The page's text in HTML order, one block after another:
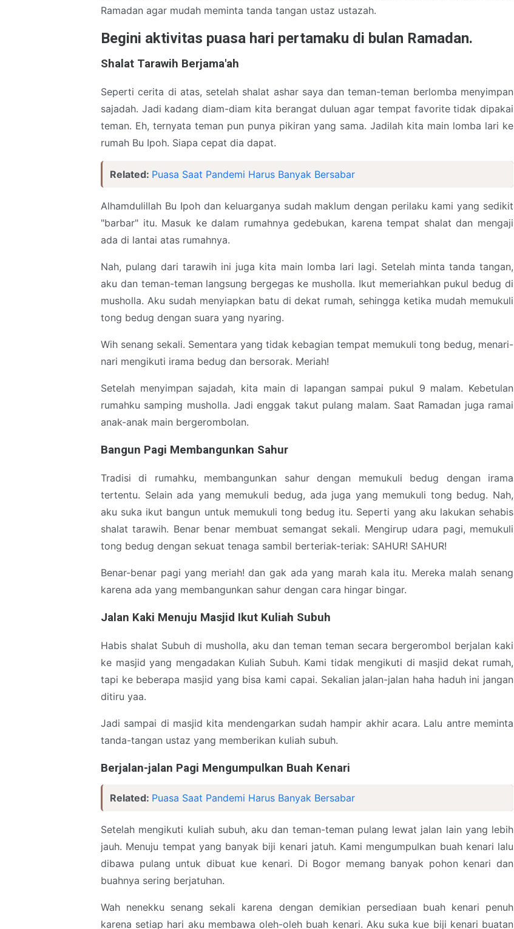
Ramadan agar mudah meminta tanda tangan ustaz ustazah.
Begini aktivitas puasa hari pertamaku di bulan Ramadan.
Shalat Tarawih Berjama'ah
Seperti cerita di atas, setelah shalat ashar saya dan teman-teman berlomba menyimpan
sajadah. Jadi kadang diam-diam kita berangat duluan agar tempat favorite tidak dipakai
teman. Eh, ternyata teman pun punya pikiran yang sama. Jadilah kita main lomba lari ke
rumah Bu Ipoh. Siapa cepat dia dapat.
Related: Puasa Saat Pandemi Harus Banyak Bersabar
Alhamdulillah Bu Ipoh dan keluarganya sudah maklum dengan perilaku kami yang sedikit
"barbar" itu. Masuk ke dalam rumahnya gedebukan, karena tempat shalat dan mengaji
ada di lantai atas rumahnya.
Nah, pulang dari tarawih ini juga kita main lomba lari lagi. Setelah minta tanda tangan,
aku dan teman-teman langsung bergegas ke musholla. Ikut memeriahkan pukul bedug di
musholla. Aku sudah menyiapkan batu di dekat rumah, sehingga ketika mudah memukuli
tong bedug dengan suara yang nyaring.
Wih senang sekali. Sementara yang tidak kebagian tempat memukuli tong bedug, menari-
nari mengikuti irama bedug dan bersorak. Meriah!
Setelah menyimpan sajadah, kita main di lapangan sampai pukul 9 malam. Kebetulan
rumahku samping musholla. Jadi enggak takut pulang malam. Saat Ramadan juga ramai
anak-anak main bergerombolan.
Bangun Pagi Membangunkan Sahur
Tradisi di rumahku, membangunkan sahur dengan memukuli bedug dengan irama
tertentu. Selain ada yang memukuli bedug, ada juga yang memukuli tong bedug. Nah,
aku suka ikut bangun untuk memukuli tong bedug itu. Seperti yang aku lakukan sehabis
shalat tarawih. Benar benar membuat semangat sekali. Mengirup udara pagi, memukuli
tong bedug dengan sekuat tenaga sambil berteriak-teriak: SAHUR! SAHUR!
Benar-benar pagi yang meriah! dan gak ada yang marah kala itu. Mereka malah senang
karena ada yang membangunkan sahur dengan cara hingar bingar.
Jalan Kaki Menuju Masjid Ikut Kuliah Subuh
Habis shalat Subuh di musholla, aku dan teman teman secara bergerombol berjalan kaki
ke masjid yang mengadakan Kuliah Subuh. Kami tidak mengikuti di masjid dekat rumah,
tapi ke beberapa masjid yang bisa kami capai. Sekalian jalan-jalan haha haduh ini jangan
ditiru yaa.
Jadi sampai di masjid kita mendengarkan sudah hampir akhir acara. Lalu antre meminta
tanda-tangan ustaz yang memberikan kuliah subuh.
Berjalan-jalan Pagi Mengumpulkan Buah Kenari
Related: Puasa Saat Pandemi Harus Banyak Bersabar
Setelah mengikuti kuliah subuh, aku dan teman-teman pulang lewat jalan lain yang lebih
jauh. Menuju tempat yang banyak biji kenari jatuh. Kami mengumpulkan buah kenari lalu
dibawa pulang untuk dibuat kue kenari. Di Bogor memang banyak pohon kenari dan
buahnya sering berjatuhan.
Wah nenekku senang sekali karena dengan demikian persediaan buah kenari penuh
karena setiap hari aku membawa oleh-oleh buah kenari. Aku suka kue biji kenari buatan